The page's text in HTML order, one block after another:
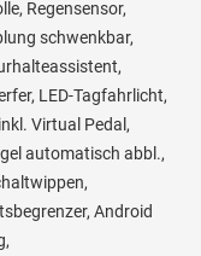
Regensensor,
schwenkbar,
LED-Tagfahrlicht,
Virtual Pedal,
automatisch abbl.,
Android